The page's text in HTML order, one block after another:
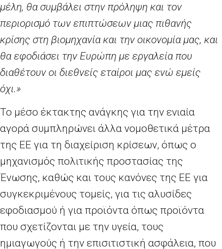
μέλη, θα συμβάλει στην πρόληψη και τον
περιορισμό των επιπτώσεων μιας πιθανής
κρίσης στη βιομηχανία και την οικονομία μας, και
θα εφοδιάσει την Ευρώπη με εργαλεία που
διαθέτουν οι διεθνείς εταίροι μας ενώ εμείς
όχι.»
Το μέσο έκτακτης ανάγκης για την ενιαία
αγορά συμπληρώνει άλλα νομοθετικά μέτρα
της ΕΕ για τη διαχείριση κρίσεων, όπως ο
μηχανισμός πολιτικής προστασίας της
Ένωσης, καθώς και τους κανόνες της ΕΕ για
συγκεκριμένους τομείς, για τις αλυσίδες
εφοδιασμού ή για προϊόντα όπως προϊόντα
που σχετίζονται με την υγεία, τους
ημιαγωγούς ή την επισιτιστική ασφάλεια, που